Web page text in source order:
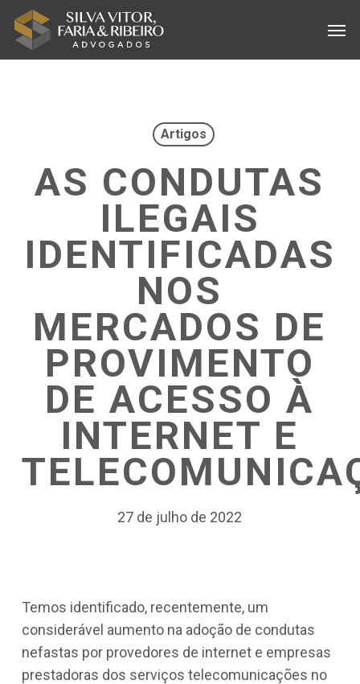
Skip
Artigos
AS CONDUTAS
ILEGAIS
IDENTIFICADAS
NOS
MERCADOS DE
PROVIMENTO
DE ACESSO À
INTERNET E
27 de julho de 2022
Temos identificado, recentemente, um
considerável aumento na adoção de condutas
nefastas por provedores de internet e empresas
prestadoras dos serviços telecomunicações no